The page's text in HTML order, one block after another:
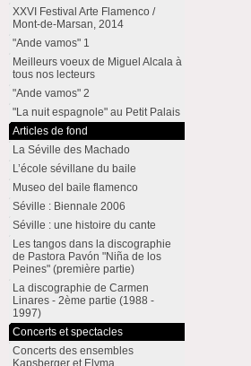
XXVI Festival Arte Flamenco /
Mont-de-Marsan, 2014
"Ande vamos" 1
Meilleurs voeux de Miguel Alcala à
tous nos lecteurs
"Ande vamos" 2
"La nuit espagnole" au Petit Palais
Articles de fond
La Séville des Machado
L’école sévillane du baile
Museo del baile flamenco
Séville : Biennale 2006
Séville : une histoire du cante
Les tangos dans la discographie
de Pastora Pavón "Niña de los
Peines" (première partie)
La discographie de Carmen
Linares - 2ème partie (1988 -
1997)
Concerts et spectacles
Concerts des ensembles
Kapsberger et Elyma